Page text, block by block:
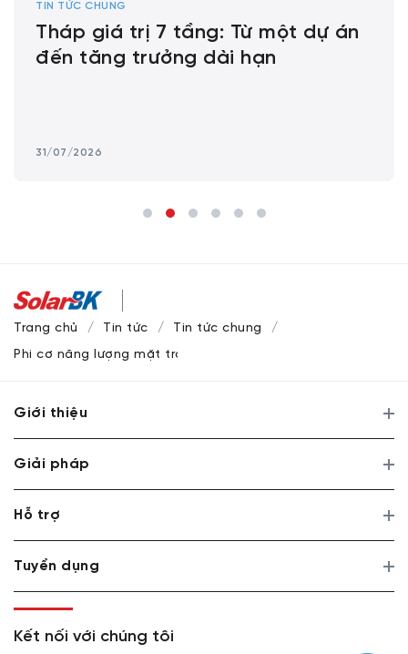
TIN TỨC CHUNG
Tháp giá trị 7 tầng: Từ một dự án
đến tăng trưởng dài hạn
31/07/2026
Trang chủ Tin tức
Tin tức chung
Phi cơ năng lượng mặt trời bay chặng 12 đến Ohio
Giới thiệu
Giải pháp
Hỗ trợ
Tuyển dụng
Kết nối với chúng tôi